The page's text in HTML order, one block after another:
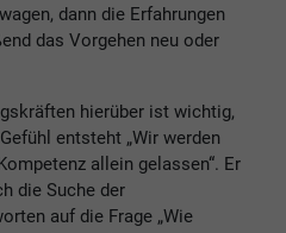
dann die Erfahrungen
das Vorgehen neu oder
hierüber ist wichtig,
entsteht „Wir werden
allein gelassen“. Er
die Suche der
auf die Frage „Wie